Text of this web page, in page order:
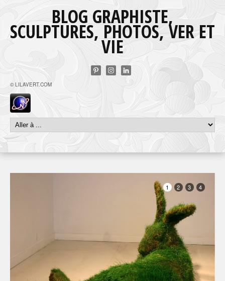
BLOG GRAPHISTE,
SCULPTURES, PHOTOS, VER ET
VIE
© LILAVERT.COM
1 2 3 4